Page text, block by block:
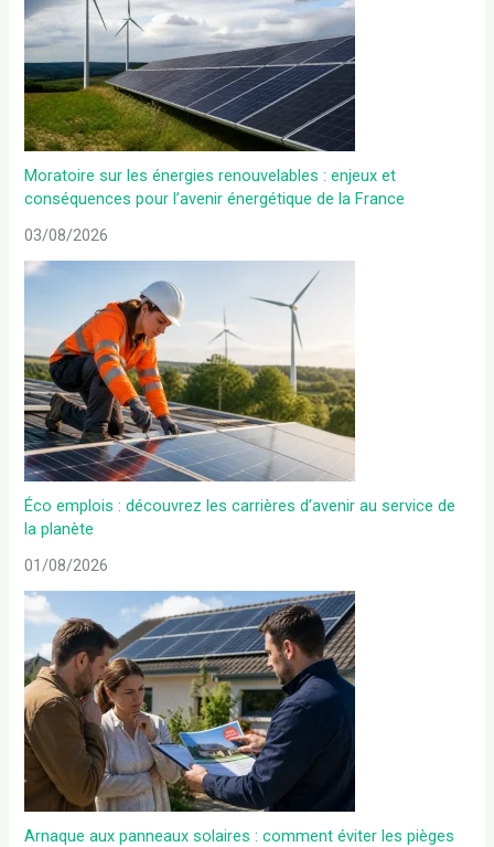
Moratoire sur les énergies renouvelables : enjeux et
conséquences pour l’avenir énergétique de la France
03/08/2026
Éco emplois : découvrez les carrières d’avenir au service de
la planète
01/08/2026
Arnaque aux panneaux solaires : comment éviter les pièges